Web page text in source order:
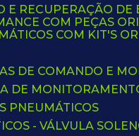
E RECUPERAÇÃO
COM PEÇAS
COM KIT'S
DE COMANDO E
DE
PNEUMÁTICOS
- VÁLVULA